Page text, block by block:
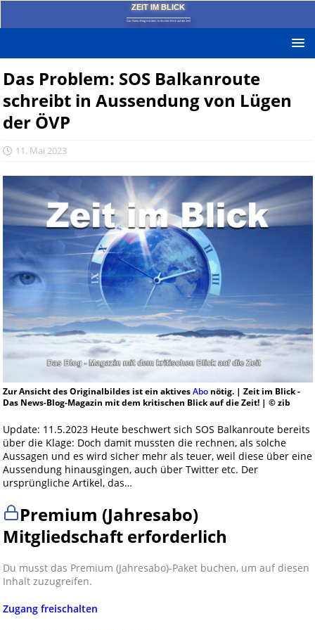
ZEIT IM BLICK
Das News-Blog mit dem kritischen Blick auf die Zeit!
Das Problem: SOS Balkanroute
schreibt in Aussendung von Lügen
der ÖVP
11. Mai 2023
Zur Ansicht des Originalbildes ist ein aktivesAbonötig. | Zeit im Blick -
Das News-Blog-Magazin mit dem kritischen Blick auf die Zeit! | © zib
Update: 11.5.2023 Heute beschwert sich SOS Balkanroute bereits
über die Klage: Doch damit mussten die rechnen, als solche
Aussagen und es wird sicher mehr als teuer, weil diese über eine
Aussendung hinausgingen, auch über Twitter etc. Der
ursprüngliche Artikel, das…
Premium (Jahresabo)
Mitgliedschaft erforderlich
Du musst das Premium (Jahresabo)-Paket buchen, um auf diesen
Inhalt zuzugreifen.
Zugang freischalten